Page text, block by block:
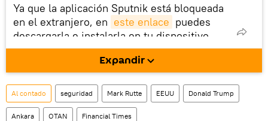
Ya que la aplicación Sputnik está bloqueada
en el extranjero, en este enlace puedes
descargarla e instalarla en tu dispositivo
móvil (¡solo para Android!).
Expandir
Al contado seguridad Mark Rutte EEUU Donald Trump
Ankara OTAN Financial Times